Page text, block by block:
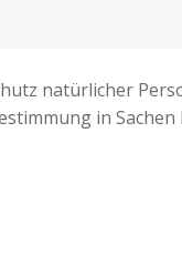
natürlicher
in Sachen